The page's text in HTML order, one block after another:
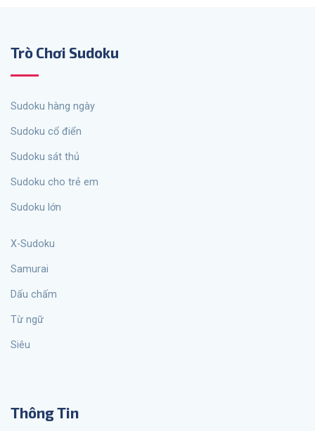
Trò Chơi Sudoku
sudoku hàng ngày
Sudoku cổ điển
Sudoku sát thủ
Sudoku cho trẻ em
Sudoku lớn
X-Sudoku
Samurai
Dấu chấm
từ ngữ
siêu
Thông Tin